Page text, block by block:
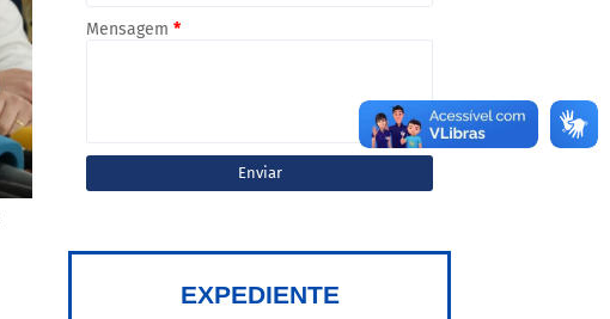
Mensagem *
EXPEDIENTE